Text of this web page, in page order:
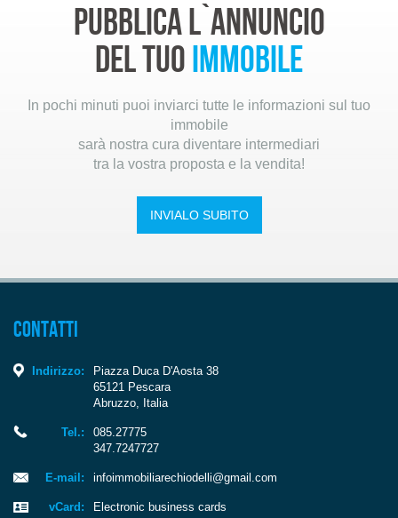
Pubblica l`annuncio
del tuoimmobile
In pochi minuti puoi inviarci tutte le informazioni sul tuo
immobile
sarà nostra cura diventare intermediari
tra la vostra proposta e la vendita!
INVIALO SUBITO
Contatti
Indirizzo:
Piazza Duca D'Aosta 38
65121 Pescara
Abruzzo, Italia
Tel.:
085.27775
347.7247727
E-mail: infoimmobiliarechiodelli@gmail.com
vCard: Electronic business cards